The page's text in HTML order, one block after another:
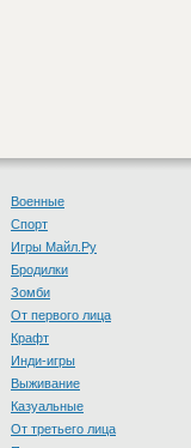
Военные
Спорт
Игры Майл.Ру
Бродилки
Зомби
От первого лица
Крафт
Инди-игры
Выживание
Казуальные
От третьего лица